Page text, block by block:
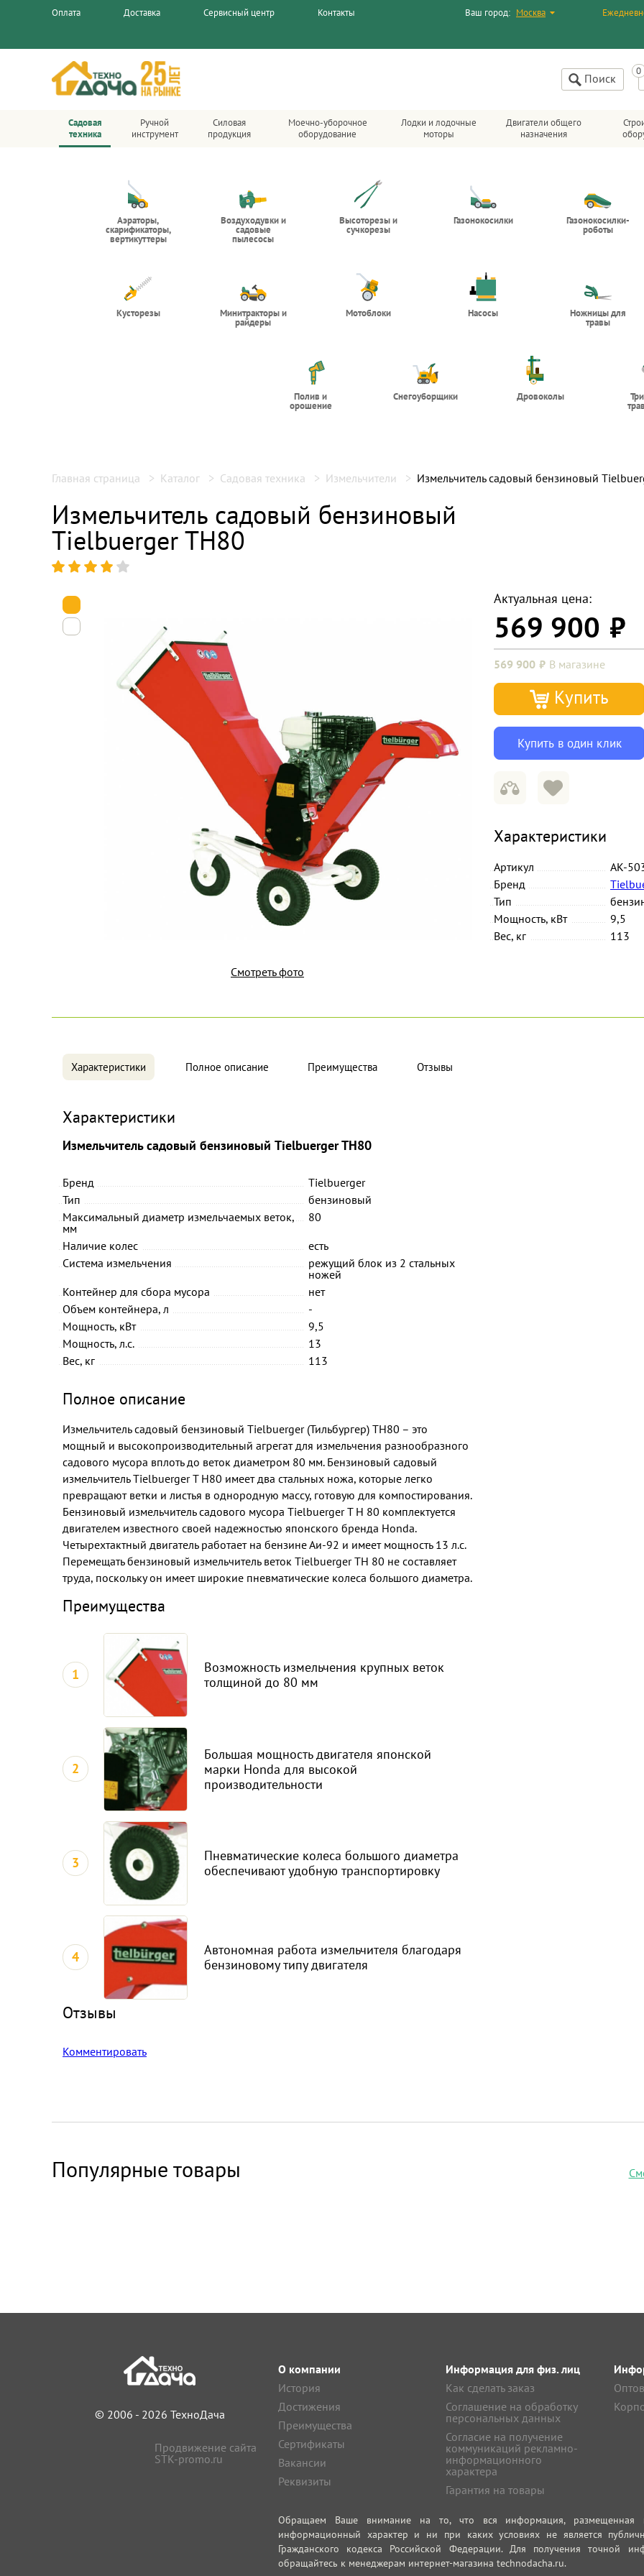
Оплата Доставка Сервисный центр Контакты Ваш город: Москва
Поиск
Садовая
техника
Ручной
инструмент
Силовая
продукция
Моечно-уборочное
оборудование
Лодки и лодочные
моторы
Двигатели общего
назначения
Аэраторы,
скарификаторы,
вертикуттеры
Воздуходувки и
садовые
пылесосы
Высоторезы и
сучкорезы
Газонокосилки Газонокосилки-
роботы
Кусторезы Минитракторы и
райдеры
Мотоблоки Насосы Ножницы для
травы
Полив и
орошение
Снегоуборщики Дровоколы
Главная страница Каталог Садовая техника Измельчители Измельчитель садовый бензиновый
Измельчитель садовый бензиновый
Tielbuerger TH80
Смотреть фото
Актуальная цена:
569 900
569 900 В магазине
Купить
Купить в один клик
Характеристики
Артикул
AK-
Бренд
Тип
Мощность, кВт
9,5
Вес, кг
113
Характеристики Полное описание Преимущества Отзывы
Характеристики
Измельчитель садовый бензиновый Tielbuerger TH80
Бренд
Tielbuerger
Тип
бензиновый
Максимальный диаметр измельчаемых веток,
мм
80
Наличие колес
есть
Система измельчения
режущий блок из 2 стальных
ножей
Контейнер для сбора мусора
нет
Объем контейнера, л
-
Мощность, кВт
9,5
Мощность, л.с.
13
Вес, кг
113
Полное описание
Измельчитель садовый бензиновый Tielbuerger (Тильбургер) TH80 – это
мощный и высокопроизводительный агрегат для измельчения разнообразного
садового мусора вплоть до веток диаметром 80 мм. Бензиновый садовый
измельчитель Tielbuerger T H80 имеет два стальных ножа, которые легко
превращают ветки и листья в однородную массу, готовую для компостирования.
Бензиновый измельчитель садового мусора Tielbuerger T H 80 комплектуется
двигателем известного своей надежностью японского бренда Honda.
Четырехтактный двигатель работает на бензине Аи-92 и имеет мощность 13 л.с.
Перемещать бензиновый измельчитель веток Tielbuerger TH 80 не составляет
труда, поскольку он имеет широкие пневматические колеса большого диаметра.
Преимущества
1
Возможность измельчения крупных веток
толщиной до 80 мм
2
Большая мощность двигателя японской
марки Honda для высокой
производительности
3
Пневматические колеса большого диаметра
обеспечивают удобную транспортировку
4
Автономная работа измельчителя благодаря
бензиновому типу двигателя
Отзывы
Комментировать
Популярные товары
© 2006 - 2026 ТехноДача
Продвижение сайта
STK-promo.ru
О компании
История
Достижения
Преимущества
Сертификаты
Вакансии
Реквизиты
Информация для физ. лиц
Как сделать заказ
Соглашение на обработку
персональных данных
Согласие на получение
коммуникаций рекламно-
информационного
характера
Гарантия на товары
Обращаем Ваше внимание на то, что вся информация, размещенная
информационный характер и ни при каких условиях не является
Гражданского кодекса Российской Федерации. Для получения точной
обращайтесь к менеджерам интернет-магазина technodacha.ru.